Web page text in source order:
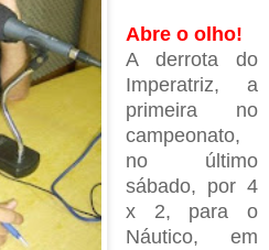
Abre o olho!
A derrota do
Imperatriz, a
primeira no
campeonato,
no último
sábado, por 4
x 2, para o
Náutico, em